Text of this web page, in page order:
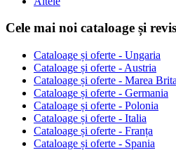
Cele mai noi cataloage și
Cataloage și oferte - Ungaria
Cataloage și oferte - Austria
Cataloage și oferte - Marea
Cataloage și oferte - Germania
Cataloage și oferte - Polonia
Cataloage și oferte - Italia
Cataloage și oferte - Franța
Cataloage și oferte - Spania